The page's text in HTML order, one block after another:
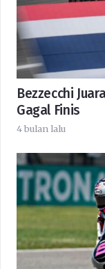
Bezzecchi
Gagal Finis
4 bulan lalu